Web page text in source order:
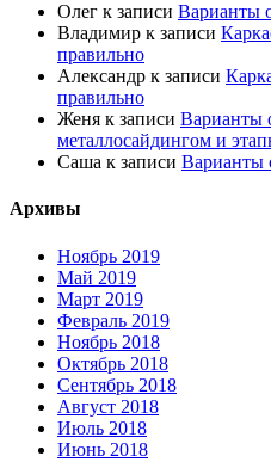
Олег к записи Варианты
Владимир к записи
правильно
Александр к записи
правильно
Женя к записи Варианты
металлосайдингом и
Саша к записи Варианты
Архивы
Ноябрь 2019
Май 2019
Март 2019
Февраль 2019
Ноябрь 2018
Октябрь 2018
Сентябрь 2018
Август 2018
Июль 2018
Июнь 2018